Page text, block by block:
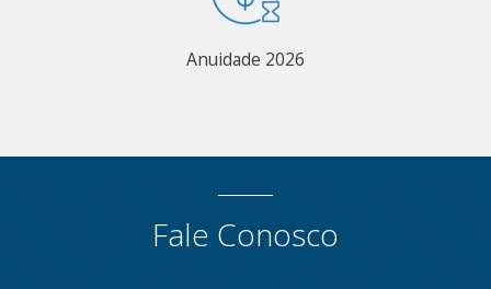
Anuidade 2026
Fale Conosco